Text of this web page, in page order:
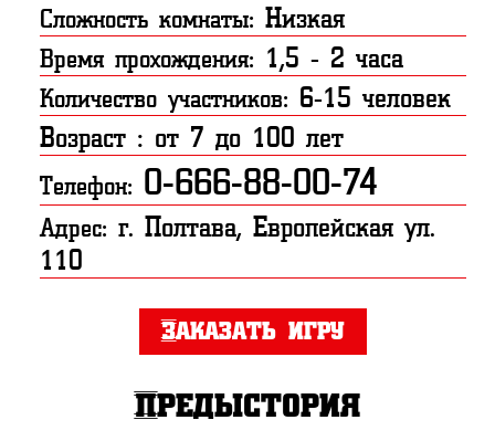
Сложность комнаты:Низкая
Время прохождения: 1,5 - 2 часа
Количество участников: 6-15 человек
Возраст : от 7 до 100 лет
Телефон: 0-666-88-00-74
Адрес:г. Полтава, Европейская ул.
110
Заказать игру
Предыстория